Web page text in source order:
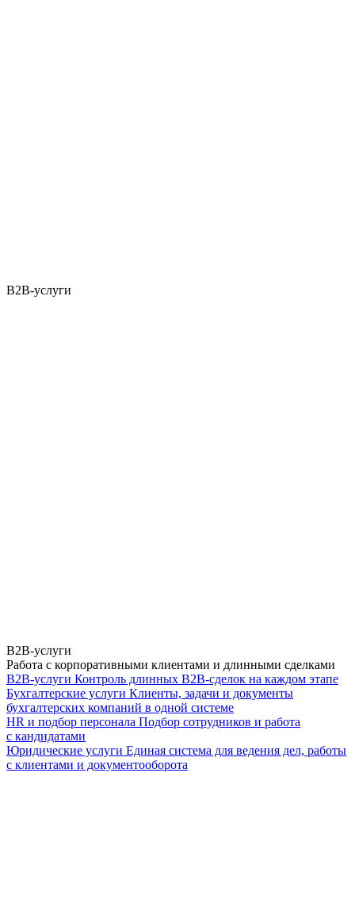
B2B-услуги
B2B-услуги
Работа с корпоративными клиентами и длинными сделками
B2B-услуги Контроль длинных B2B-сделок на каждом этапе
Бухгалтерские услуги Клиенты, задачи и документы
бухгалтерских компаний в одной системе
HR и подбор персонала Подбор сотрудников и работа
с кандидатами
Юридические услуги Единая система для ведения дел, работы
с клиентами и документооборота